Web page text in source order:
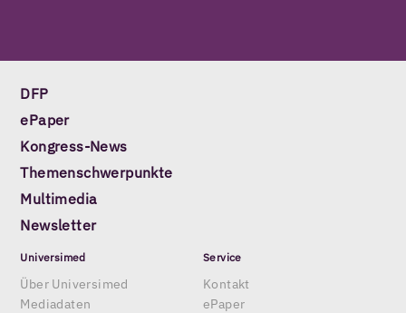
DFP
ePaper
Kongress-News
Themenschwerpunkte
Multimedia
Newsletter
Universimed
Über Universimed
Mediadaten
Service
Kontakt
ePaper